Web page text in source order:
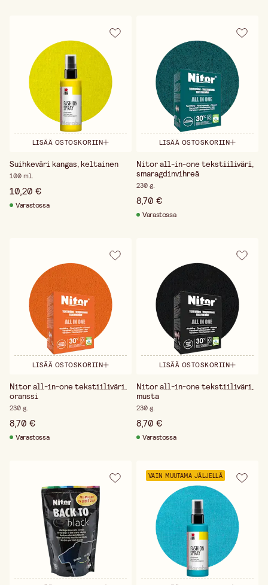
LISÄÄ OSTOSKORIIN
Suihkeväri kangas, keltainen
100 ml.
10,20 €
Varastossa
LISÄÄ OSTOSKORIIN
Nitor all-in-one tekstiiliväri,
smaragdinvihreä
230 g.
8,70 €
Varastossa
LISÄÄ OSTOSKORIIN
Nitor all-in-one tekstiiliväri,
oranssi
230 g.
8,70 €
Varastossa
LISÄÄ OSTOSKORIIN
Nitor all-in-one tekstiiliväri,
musta
230 g.
8,70 €
Varastossa
VAIN MUUTAMA JÄLJELLÄ